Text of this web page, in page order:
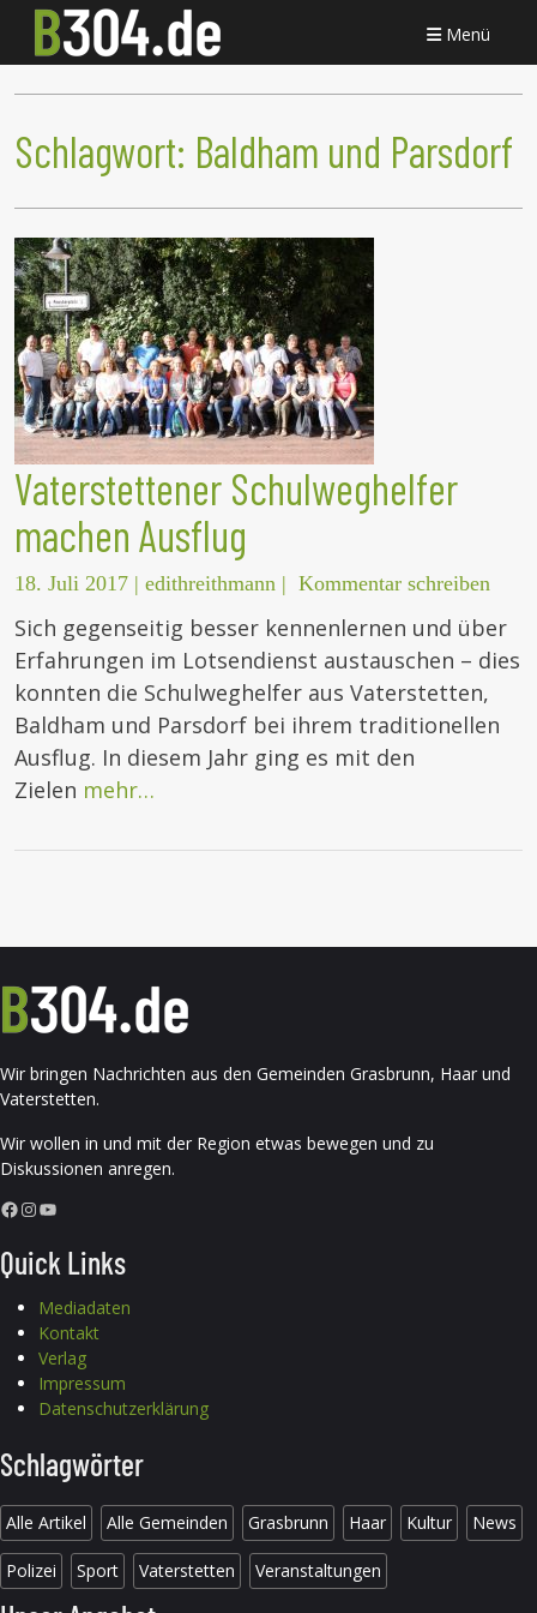
Menü
Schlagwort: Baldham und Parsdorf
Vaterstettener Schulweghelfer
machen Ausflug
18. Juli 2017 | edithreithmann | Kommentar schreiben
Sich gegenseitig besser kennenlernen und über
Erfahrungen im Lotsendienst austauschen – dies
konnten die Schulweghelfer aus Vaterstetten,
Baldham und Parsdorf bei ihrem traditionellen
Ausflug. In diesem Jahr ging es mit den
Zielen mehr…
Wir bringen Nachrichten aus den Gemeinden Grasbrunn, Haar und
Vaterstetten.
Wir wollen in und mit der Region etwas bewegen und zu
Diskussionen anregen.
Facebook InstagramYouTube
Quick Links
Mediadaten
Kontakt
Verlag
Impressum
Datenschutzerklärung
Schlagwörter
Alle Artikel Alle Gemeinden Grasbrunn Haar Kultur News
Polizei Sport Vaterstetten Veranstaltungen